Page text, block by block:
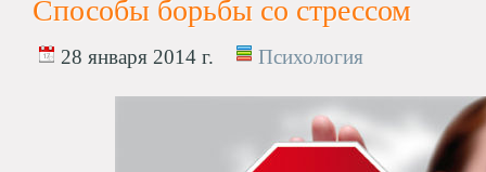
Способы борьбы со стрессом
28 января 2014 г. Психология